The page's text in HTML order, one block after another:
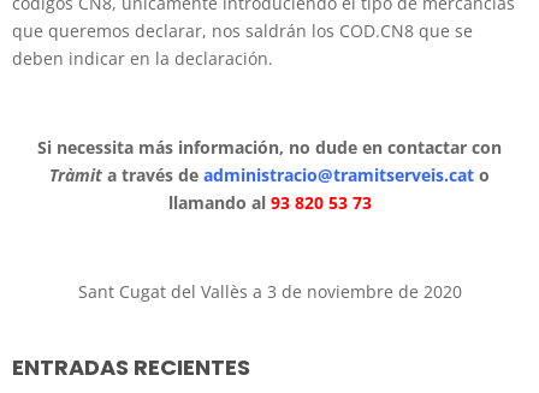
que queremos declarar, nos saldrán los COD.CN8 que se
deben indicar en la declaración.
Si necessita más información, no dude en contactar con
Tràmit a través de administracio@tramitserveis.cat o
llamando al93 820 53 73
Sant Cugat del Vallès a 3 de noviembre de 2020
ENTRADAS RECIENTES